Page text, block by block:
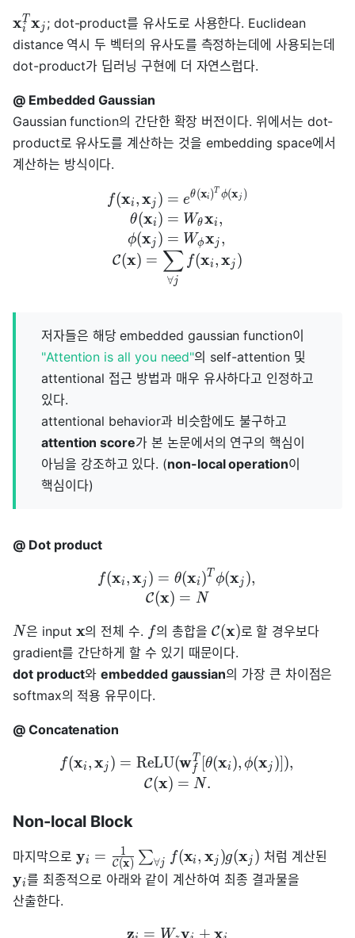
xi
T xj ; dot-product를 유사도로 사용한다. Euclidean
distance 역시 두 벡터의 유사도를 측정하는데에 사용되는데
dot-product가 딥러닝 구현에 더 자연스럽다.
@ Embedded Gaussian
Gaussian function의 간단한 확장 버전이다. 위에서는 dot-
product로 유사도를 계산하는 것을 embedding space에서
계산하는 방식이다.
f(xi ,xj ) = eθ(xi )T ϕ(xj )
θ(xi ) = Wθxi ,
ϕ(xj ) = Wϕxj ,
C(x) =
∀j
∑ f(xi ,xj )
저자들은 해당 embedded gaussian function이
"Attention is all you need"의 self-attention 및
attentional 접근 방법과 매우 유사하다고 인정하고
있다.
attentional behavior과 비슷함에도 불구하고
attention score가 본 논문에서의 연구의 핵심이
아님을 강조하고 있다. (non-local operation이
핵심이다)
@ Dot product
f(xi ,xj ) = θ(xi )T ϕ(xj ),
C(x) = N
N은 input x의 전체 수. f의 총합을 C(x)로 할 경우보다
gradient를 간단하게 할 수 있기 때문이다.
dot product와embedded gaussian의 가장 큰 차이점은
softmax의 적용 유무이다.
@ Concatenation
f(xi ,xj ) = ReLU(wf
T θ(xi ), ϕ(xj ) ),
C(x) = N.
Non-local Block
마지막으로 yi = C(x)
1 ∑∀j f(xi , xj )g(xj ) 처럼 계산된
yi를 최종적으로 아래와 같이 계산하여 최종 결과물을
산출한다.
z = W y + x